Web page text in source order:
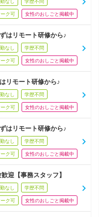
ク可 女性のおしごと掲載中
はリモート研修から♪
なし 学歴不問
ク可 女性のおしごと掲載中
リモート研修から♪
なし 学歴不問
ク可 女性のおしごと掲載中
はリモート研修から♪
なし 学歴不問
ク可 女性のおしごと掲載中
迎【事務スタッフ】
なし 学歴不問
ク可 女性のおしごと掲載中